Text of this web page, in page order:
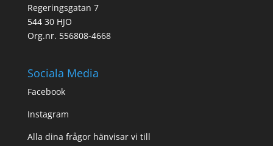
Regeringsgatan 7
544 30 HJO
Org.nr. 556808-4668
Sociala Media
Facebook
Instagram
Alla dina frågor hänvisar vi till